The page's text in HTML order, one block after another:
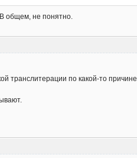
общем, не понятно.
транслитерации по какой-то причине